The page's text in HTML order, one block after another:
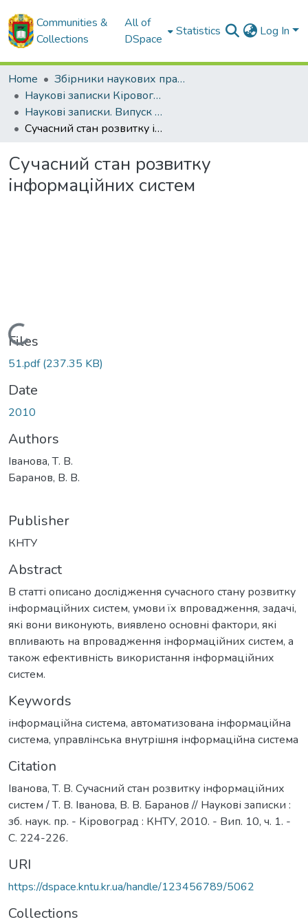
Communities &
Collections
All of
DSpace
Statistics Log In
Home
Збірники наукових праць ЦНТУ
Наукові записки Кіровоградського національного технічного університету.
Наукові записки. Випуск 10. Частина 1. - 2010
Сучасний стан розвитку інформаційних систем
Сучасний стан розвитку
інформаційних систем
Loading...
Files
51.pdf(237.35 KB)
Date
2010
Authors
Іванова, Т. В.
Баранов, В. В.
Publisher
КНТУ
Abstract
В статті описано дослідження сучасного стану розвитку
інформаційних систем, умови їх впровадження, задачі,
які вони виконують, виявлено основні фактори, які
впливають на впровадження інформаційних систем, а
також ефективність використання інформаційних
систем.
Keywords
інформаційна система, автоматизована інформаційна
система, управлінська внутрішня інформаційна система
Citation
Іванова, Т. В. Сучасний стан розвитку інформаційних
систем / Т. В. Іванова, В. В. Баранов // Наукові записки :
зб. наук. пр. - Кіровоград : КНТУ, 2010. - Вип. 10, ч. 1. -
С. 224-226.
URI
https://dspace.kntu.kr.ua/handle/123456789/5062
Collections